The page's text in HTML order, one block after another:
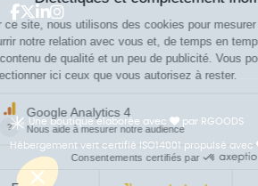
Une boutique élaborée avec par RGOODS
Hébergement vert certifié ISO14001 propulsé avec